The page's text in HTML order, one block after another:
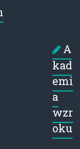
A
kad
emi
a
wzr
oku